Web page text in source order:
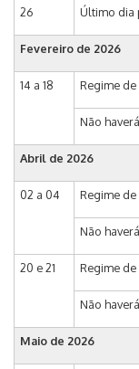
26 Último dia
Fevereiro de 2026
14 a 18 Regime
Não
Abril de 2026
02 a 04 Regime
Não
20 e 21 Regime
Não
Maio de 2026